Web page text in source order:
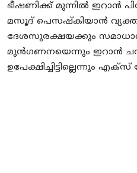
ഭീഷണിക്ക് മുന്നില്‍ ഇറാന്‍
മസൂദ് പെസഷ്‌കിയാൻ
ദേശസുരക്ഷയക്കും
മുന്‍ഗണനയെന്നും ഇറാന്‍
ഉപേക്ഷിച്ചിട്ടില്ലെന്നും